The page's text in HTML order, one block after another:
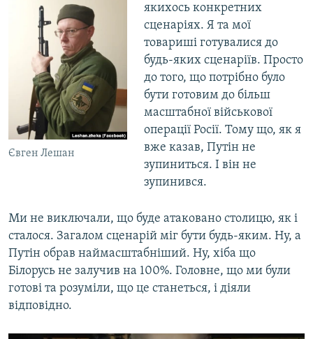
Євген Лешан
якихось конкретних
сценаріях. Я та мої
товариші готувалися до
будь-яких сценаріїв. Просто
до того, що потрібно було
бути готовим до більш
масштабної військової
операції Росії. Тому що, як я
вже казав, Путін не
зупиниться. І він не
зупинився.
Ми не виключали, що буде атаковано столицю, як і
сталося. Загалом сценарій міг бути будь-яким. Ну, а
Путін обрав наймасштабніший. Ну, хіба що
Білорусь не залучив на 100%. Головне, що ми були
готові та розуміли, що це станеться, і діяли
відповідно.